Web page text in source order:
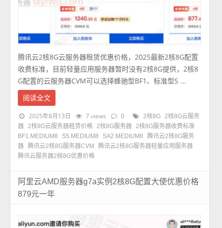
腾讯云2核8G云服务器租赁优惠价格，2025最新2核8G配置
收费标准，目前轻量应用服务器暂时没有2核8G提供，2核8
G配置的云服务器CVM可以选择蜂驰型BF1、标准型S ...
阅读全文
2025年8月13日 7 views 0 2核8G
2核8G云服务
器
2核8G云服务器租赁价格 2核8G服务器
2核8G服务器收费标准
BF1.MEDIUM8
S5.MEDIUM8 SA2.MEDIUM8
腾讯云2核8G服务
器 腾讯云2核8G服务器CVM
腾讯云2核8G服务器轻量应用服务器
腾讯云服务器2核8G优惠价格
阿里云AMD服务器g7a实例2核8G配置大使优惠价格
879元一年